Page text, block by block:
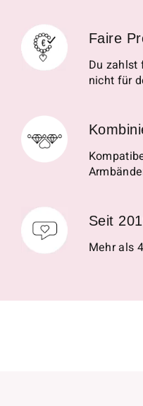
Faire
Du zahlst
nicht für
Seit
Mehr als